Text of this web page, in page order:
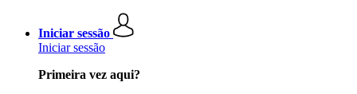
Iniciar sessão
Iniciar sessão
Primeira vez aqui?